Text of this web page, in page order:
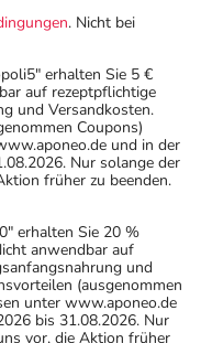
. Nicht bei
erhalten Sie 5 €
auf rezeptpflichtige
und Versandkosten.
Coupons)
und in der
Nur solange der
früher zu beenden.
erhalten Sie 20 %
anwendbar auf
und
(ausgenommen
unter www.aponeo.de
bis 31.08.2026. Nur
vor, die Aktion früher